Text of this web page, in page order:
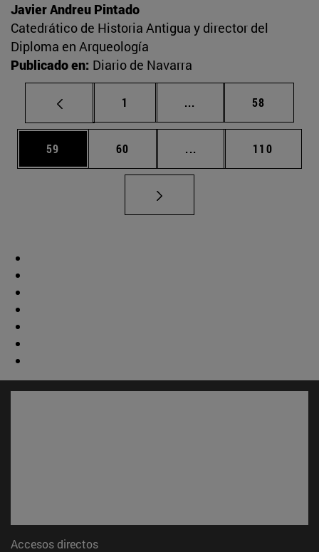
Javier Andreu Pintado
Catedrático de Historia Antigua y director del
Diploma en Arqueología
Publicado en: Diario de Navarra
Página
1 ... Páginas intermedias
Página
58
Página
59 Página
60 ... Páginas intermedias
Página
110
Accesos directos